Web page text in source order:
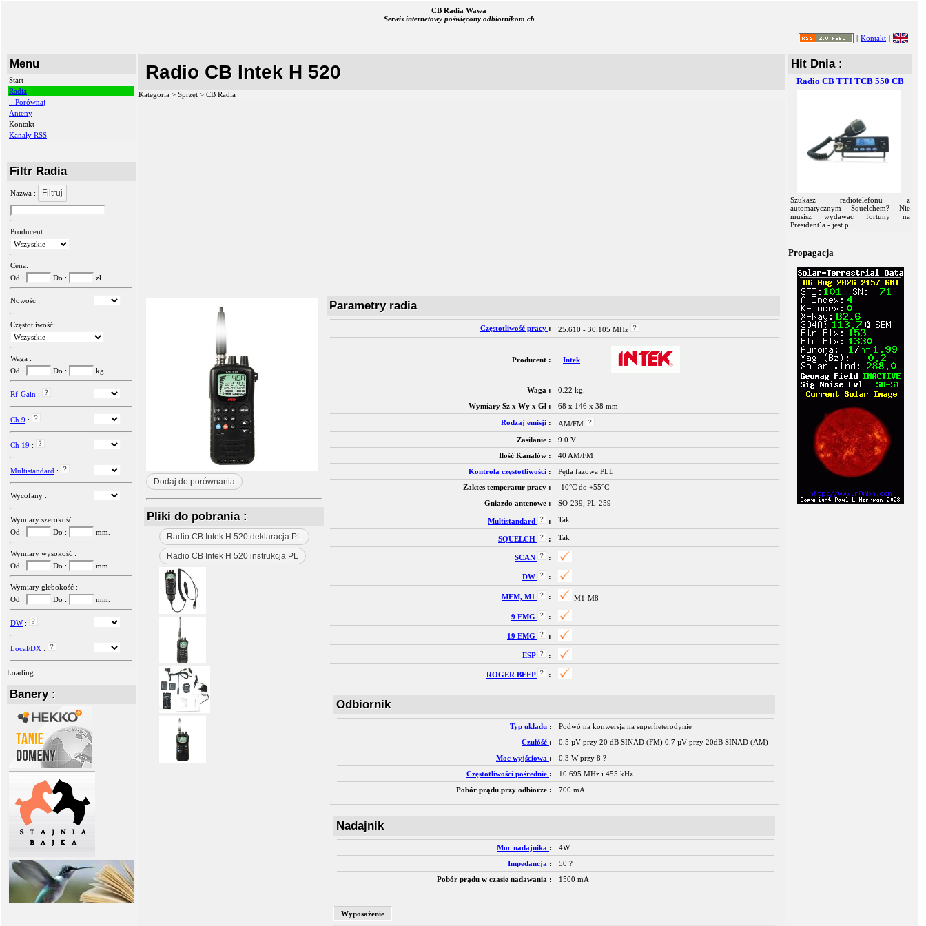
CB Radia Wawa
Serwis internetowy poświęcony odbiornikom cb
| Kontakt |
Menu
Start
Radia
...Porównaj
Anteny
Kontakt
Kanały RSS
Filtr Radia
Nazwa : Filtruj
Producent:
Cena:
Od :
Do : zł
Nowość :
Częstotliwość:
Waga :
Od :
Do : kg.
Rf-Gain :
Ch 9 :
Ch 19 :
Multistandard :
Wycofany :
Wymiary szerokość :
Od :
Do : mm.
Wymiary wysokość :
Od :
Do : mm.
Wymiary głebokość :
Od :
Do : mm.
DW:
Local/DX :
Loading
Banery :
Radio CB Intek H 520
Kategoria > Sprzęt > CB Radia
Dodaj do porównania
Pliki do pobrania :
Radio CB Intek H 520 deklaracja PL
Radio CB Intek H 520 instrukcja PL
Parametry radia
Częstotliwość pracy : 25.610 - 30.105 MHz
Producent : Intek
Waga :
0.22 kg.
Wymiary Sz x Wy x Gł :
68 x 146 x 38 mm
Rodzaj emisji :
AM/FM
Zasilanie :
9.0 V
Ilość Kanałów :
40 AM/FM
Kontrola częstotliwości :
Pętla fazowa PLL
Zaktes temperatur pracy :
-10°C do +55°C
Gniazdo antenowe :
SO-239; PL-259
Multistandard : Tak
SQUELCH : Tak
SCAN :
DW :
MEM, M1 : M1-M8
9 EMG :
19 EMG :
ESP :
ROGER BEEP :
Odbiornik
Typ układu :
Podwójna konwersja na superheterodynie
Czułóść :
0.5 µV przy 20 dB SINAD (FM) 0.7 µV przy 20dB SINAD (AM)
Moc wyjściowa :
0.3 W przy 8 ?
Częstotliwości pośrednie :
10.695 MHz i 455 kHz
Pobór prądu przy odbiorze :
700 mA
Nadajnik
Moc nadajnika :
4W
Impedancja :
50 ?
Pobór prądu w czasie nadawania :
1500 mA
Wyposażenie
Hit Dnia :
Radio CB TTI TCB 550 CB
Szukasz radiotelefonu z
automatycznym Squelchem? Nie
musisz wydawać fortuny na
President`a - jest p...
Propagacja